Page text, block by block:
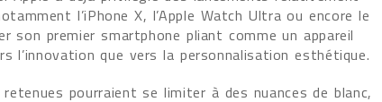
l’iPhone X, l’Apple Watch Ultra ou encore le
son premier smartphone pliant comme un appareil
que vers la personnalisation esthétique.
pourraient se limiter à des nuances de blanc,